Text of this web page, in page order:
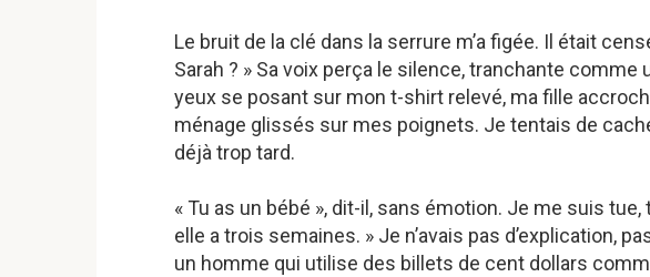
Le bruit de la clé dans la serrure m’a figée. Il était
Sarah ? » Sa voix perça le silence, tranchante comme
yeux se posant sur mon t-shirt relevé, ma fille
ménage glissés sur mes poignets. Je tentais de
déjà trop tard.
« Tu as un bébé », dit-il, sans émotion. Je me suis tue,
elle a trois semaines. » Je n’avais pas d’explication,
un homme qui utilise des billets de cent dollars